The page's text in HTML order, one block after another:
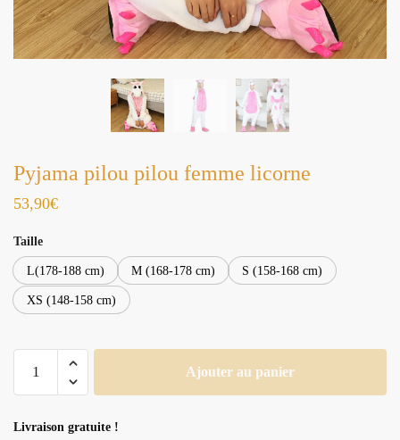
Pyjama pilou pilou femme licorne
53,90€
Taille
L(178-188 cm) M (168-178 cm) S (158-168 cm)
XS (148-158 cm)
pilou
Ajouter au panier
Livraison gratuite !